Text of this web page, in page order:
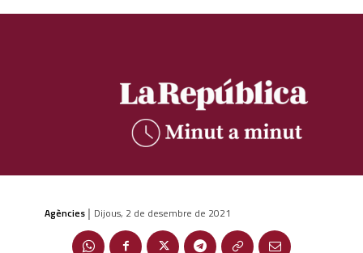
Agències | Dijous, 2 de desembre de 2021